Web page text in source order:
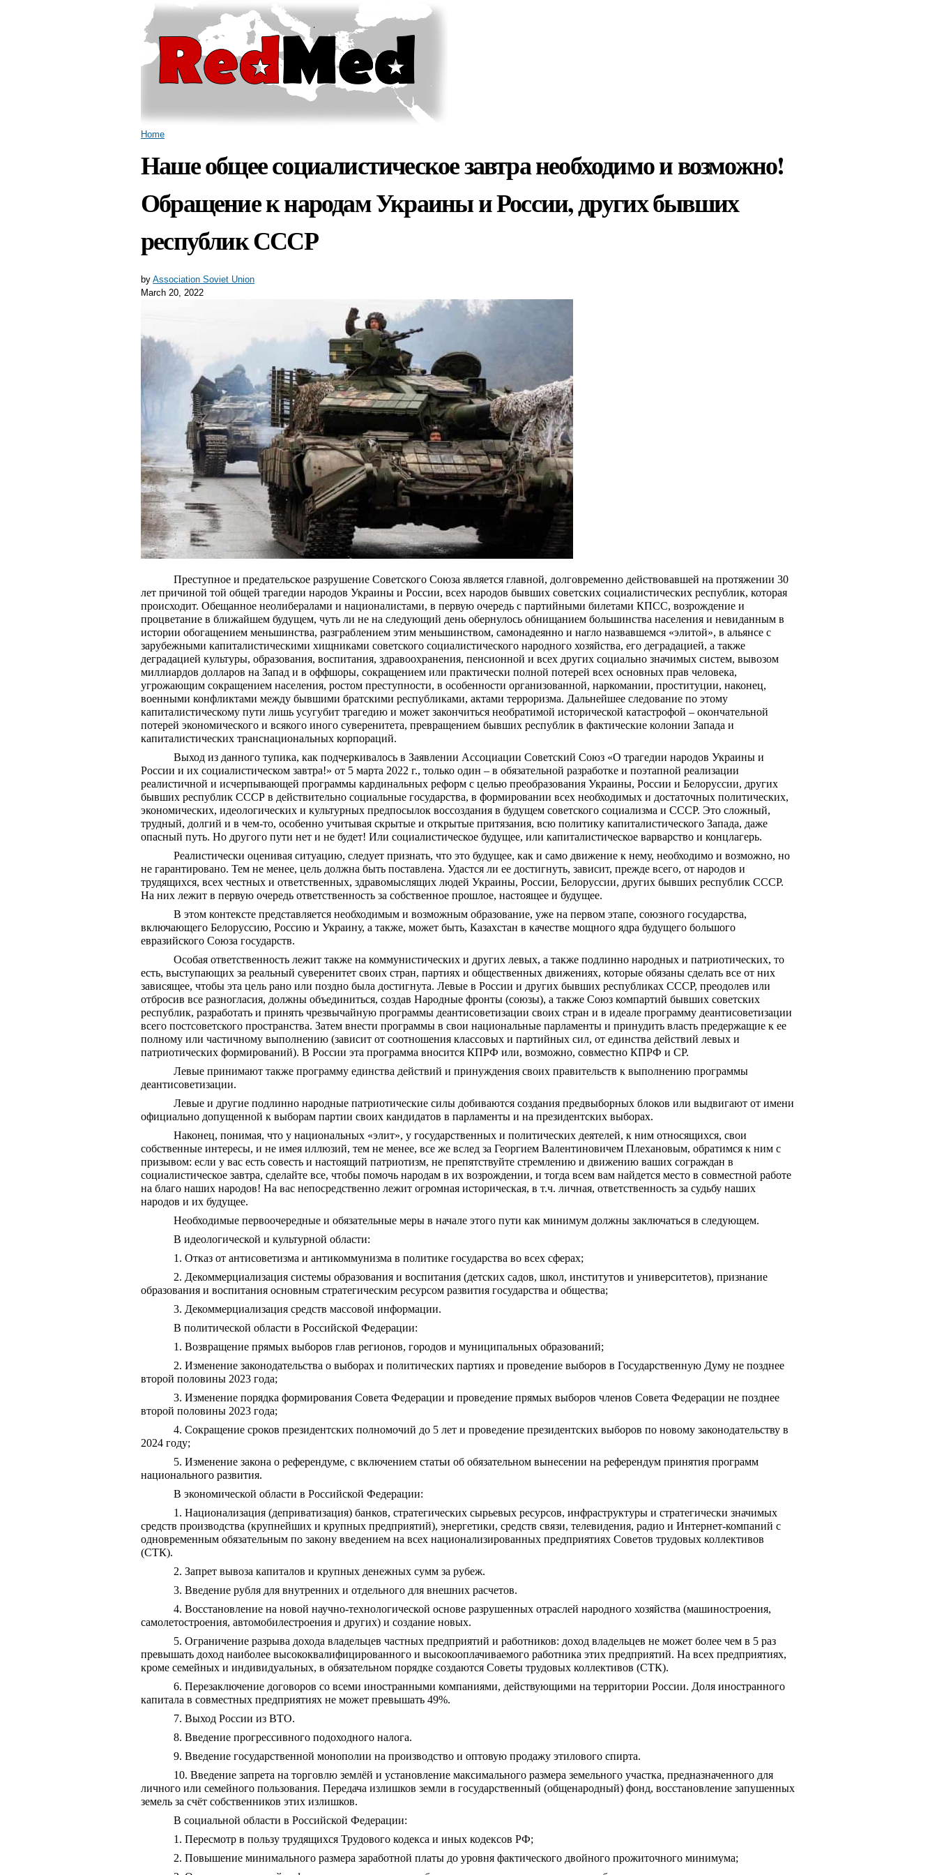
Skip to
You are here
Home
Наше общее социалистическое завтра необходимо и возможно!
Обращение к народам Украины и России, других бывших
республик СССР
by Association Soviet Union
March 20, 2022
Преступное и предательское разрушение Советского Союза является главной, долговременно действовавшей на протяжении 30
лет причиной той общей трагедии народов Украины и России, всех народов бывших советских социалистических республик, которая
происходит. Обещанное неолибералами и националистами, в первую очередь с партийными билетами КПСС, возрождение и
процветание в ближайшем будущем, чуть ли не на следующий день обернулось обнищанием большинства населения и невиданным в
истории обогащением меньшинства, разграблением этим меньшинством, самонадеянно и нагло назвавшемся «элитой», в альянсе с
зарубежными капиталистическими хищниками советского социалистического народного хозяйства, его деградацией, а также
деградацией культуры, образования, воспитания, здравоохранения, пенсионной и всех других социально значимых систем, вывозом
миллиардов долларов на Запад и в оффшоры, сокращением или практически полной потерей всех основных прав человека,
угрожающим сокращением населения, ростом преступности, в особенности организованной, наркомании, проституции, наконец,
военными конфликтами между бывшими братскими республиками, актами терроризма. Дальнейшее следование по этому
капиталистическому пути лишь усугубит трагедию и может закончиться необратимой исторической катастрофой – окончательной
потерей экономического и всякого иного суверенитета, превращением бывших республик в фактические колонии Запада и
капиталистических транснациональных корпораций.
Выход из данного тупика, как подчеркивалось в Заявлении Ассоциации Советский Союз «О трагедии народов Украины и
России и их социалистическом завтра!» от 5 марта 2022 г., только один – в обязательной разработке и поэтапной реализации
реалистичной и исчерпывающей программы кардинальных реформ с целью преобразования Украины, России и Белоруссии, других
бывших республик СССР в действительно социальные государства, в формировании всех необходимых и достаточных политических,
экономических, идеологических и культурных предпосылок воссоздания в будущем советского социализма и СССР. Это сложный,
трудный, долгий и в чем-то, особенно учитывая скрытые и открытые притязания, всю политику капиталистического Запада, даже
опасный путь. Но другого пути нет и не будет! Или социалистическое будущее, или капиталистическое варварство и концлагерь.
Реалистически оценивая ситуацию, следует признать, что это будущее, как и само движение к нему, необходимо и возможно, но
не гарантировано. Тем не менее, цель должна быть поставлена. Удастся ли ее достигнуть, зависит, прежде всего, от народов и
трудящихся, всех честных и ответственных, здравомыслящих людей Украины, России, Белоруссии, других бывших республик СССР.
На них лежит в первую очередь ответственность за собственное прошлое, настоящее и будущее.
В этом контексте представляется необходимым и возможным образование, уже на первом этапе, союзного государства,
включающего Белоруссию, Россию и Украину, а также, может быть, Казахстан в качестве мощного ядра будущего большого
евразийского Союза государств.
Особая ответственность лежит также на коммунистических и других левых, а также подлинно народных и патриотических, то
есть, выступающих за реальный суверенитет своих стран, партиях и общественных движениях, которые обязаны сделать все от них
зависящее, чтобы эта цель рано или поздно была достигнута. Левые в России и других бывших республиках СССР, преодолев или
отбросив все разногласия, должны объединиться, создав Народные фронты (союзы), а также Союз компартий бывших советских
республик, разработать и принять чрезвычайную программы деантисоветизации своих стран и в идеале программу деантисоветизации
всего постсоветского пространства. Затем внести программы в свои национальные парламенты и принудить власть предержащие к ее
полному или частичному выполнению (зависит от соотношения классовых и партийных сил, от единства действий левых и
патриотических формирований). В России эта программа вносится КПРФ или, возможно, совместно КПРФ и СР.
Левые принимают также программу единства действий и принуждения своих правительств к выполнению программы
деантисоветизации.
Левые и другие подлинно народные патриотические силы добиваются создания предвыборных блоков или выдвигают от имени
официально допущенной к выборам партии своих кандидатов в парламенты и на президентских выборах.
Наконец, понимая, что у национальных «элит», у государственных и политических деятелей, к ним относящихся, свои
собственные интересы, и не имея иллюзий, тем не менее, все же вслед за Георгием Валентиновичем Плехановым, обратимся к ним с
призывом: если у вас есть совесть и настоящий патриотизм, не препятствуйте стремлению и движению ваших сограждан в
социалистическое завтра, сделайте все, чтобы помочь народам в их возрождении, и тогда всем вам найдется место в совместной работе
на благо наших народов! На вас непосредственно лежит огромная историческая, в т.ч. личная, ответственность за судьбу наших
народов и их будущее.
Необходимые первоочередные и обязательные меры в начале этого пути как минимум должны заключаться в следующем.
В идеологической и культурной области:
1. Отказ от антисоветизма и антикоммунизма в политике государства во всех сферах;
2. Декоммерциализация системы образования и воспитания (детских садов, школ, институтов и университетов), признание
образования и воспитания основным стратегическим ресурсом развития государства и общества;
3. Декоммерциализация средств массовой информации.
В политической области в Российской Федерации:
1. Возвращение прямых выборов глав регионов, городов и муниципальных образований;
2. Изменение законодательства о выборах и политических партиях и проведение выборов в Государственную Думу не позднее
второй половины 2023 года;
3. Изменение порядка формирования Совета Федерации и проведение прямых выборов членов Совета Федерации не позднее
второй половины 2023 года;
4. Сокращение сроков президентских полномочий до 5 лет и проведение президентских выборов по новому законодательству в
2024 году;
5. Изменение закона о референдуме, с включением статьи об обязательном вынесении на референдум принятия программ
национального развития.
В экономической области в Российской Федерации:
1. Национализация (деприватизация) банков, стратегических сырьевых ресурсов, инфраструктуры и стратегически значимых
средств производства (крупнейших и крупных предприятий), энергетики, средств связи, телевидения, радио и Интернет-компаний с
одновременным обязательным по закону введением на всех национализированных предприятиях Советов трудовых коллективов
(СТК).
2. Запрет вывоза капиталов и крупных денежных сумм за рубеж.
3. Введение рубля для внутренних и отдельного для внешних расчетов.
4. Восстановление на новой научно-технологической основе разрушенных отраслей народного хозяйства (машиностроения,
самолетостроения, автомобилестроения и других) и создание новых.
5. Ограничение разрыва дохода владельцев частных предприятий и работников: доход владельцев не может более чем в 5 раз
превышать доход наиболее высококвалифицированного и высокооплачиваемого работника этих предприятий. На всех предприятиях,
кроме семейных и индивидуальных, в обязательном порядке создаются Советы трудовых коллективов (СТК).
6. Перезаключение договоров со всеми иностранными компаниями, действующими на территории России. Доля иностранного
капитала в совместных предприятиях не может превышать 49%.
7. Выход России из ВТО.
8. Введение прогрессивного подоходного налога.
9. Введение государственной монополии на производство и оптовую продажу этилового спирта.
10. Введение запрета на торговлю землёй и установление максимального размера земельного участка, предназначенного для
личного или семейного пользования. Передача излишков земли в государственный (общенародный) фонд, восстановление запушенных
земель за счёт собственников этих излишков.
В социальной области в Российской Федерации:
1. Пересмотр в пользу трудящихся Трудового кодекса и иных кодексов РФ;
2. Повышение минимального размера заработной платы до уровня фактического двойного прожиточного минимума;